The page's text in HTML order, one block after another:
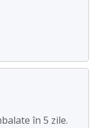
în 5 zile.